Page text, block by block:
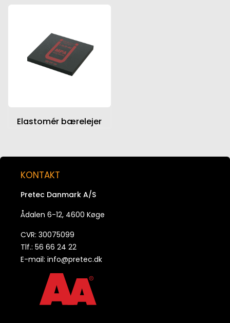
Elastomér bærelejer
KONTAKT
Pretec Danmark A/S
Ådalen 6-12, 4600 Køge
CVR: 30075099
Tlf.: 56 66 24 22
E-mail: info@pretec.dk